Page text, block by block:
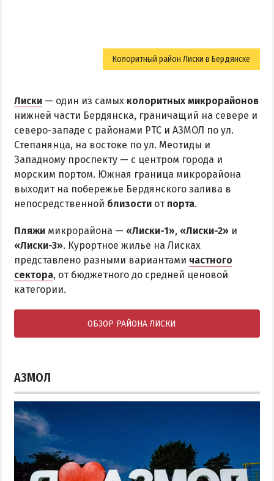
Колоритный район Лиски в Бердянске
Лиски — один из самых колоритных микрорайонов
нижней части Бердянска, граничащий на севере и
северо-западе с районами РТС и АЗМОЛ по ул.
Степанянца, на востоке по ул. Меотиды и
Западному проспекту — с центром города и
морским портом. Южная граница микрорайона
выходит на побережье Бердянского залива в
непосредственной близости от порта.
Пляжи микрорайона — «Лиски-1», «Лиски-2» и
«Лиски-3». Курортное жилье на Лисках
представлено разными вариантами частного
сектора, от бюджетного до средней ценовой
категории.
ОБЗОР РАЙОНА ЛИСКИ
АЗМОЛ